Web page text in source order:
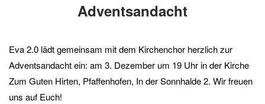
Adventsandacht
Eva 2.0 lädt gemeinsam mit dem Kirchenchor herzlich zur
Adventsandacht ein: am 3. Dezember um 19 Uhr in der Kirche
Zum Guten Hirten, Pfaffenhofen, In der Sonnhalde 2. Wir freuen
uns auf Euch!